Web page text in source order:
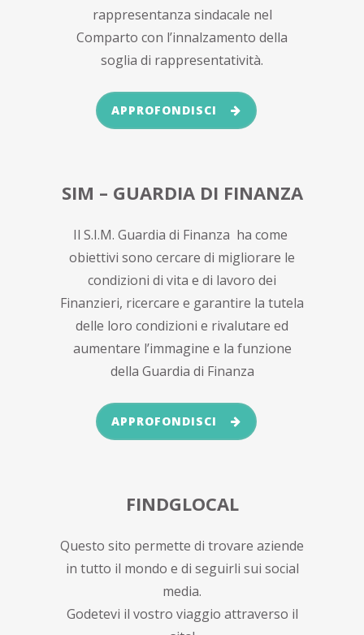
rappresentanza sindacale nel
Comparto con l’innalzamento della
soglia di rappresentatività.
APPROFONDISCI
SIM – GUARDIA DI FINANZA
Il S.I.M. Guardia di Finanza ha come
obiettivi sono cercare di migliorare le
condizioni di vita e di lavoro dei
Finanzieri, ricercare e garantire la tutela
delle loro condizioni e rivalutare ed
aumentare l’immagine e la funzione
della Guardia di Finanza
APPROFONDISCI
FINDGLOCAL
Questo sito permette di trovare aziende
in tutto il mondo e di seguirli sui social
media.
Godetevi il vostro viaggio attraverso il